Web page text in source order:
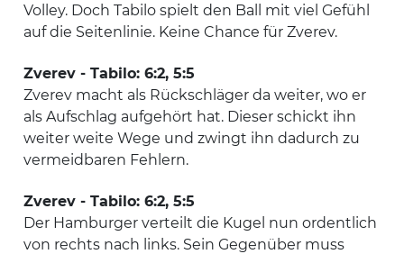
Volley. Doch Tabilo spielt den Ball mit viel Gefühl
auf die Seitenlinie. Keine Chance für Zverev.
Zverev - Tabilo: 6:2, 5:5
Zverev macht als Rückschläger da weiter, wo er
als Aufschlag aufgehört hat. Dieser schickt ihn
weiter weite Wege und zwingt ihn dadurch zu
vermeidbaren Fehlern.
Zverev - Tabilo: 6:2, 5:5
Der Hamburger verteilt die Kugel nun ordentlich
von rechts nach links. Sein Gegenüber muss